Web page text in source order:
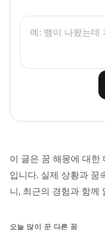
이 글은 꿈 해몽에 대한
입니다. 실제 상황과 꿈
니, 최근의 경험과 함께
오늘 많이 꾼 다른 꿈